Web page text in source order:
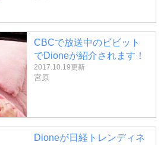
CBCで放送中のビビット
でDioneが紹介されます！
2017.10.19更新
宮原
Dioneが日経トレンディネ